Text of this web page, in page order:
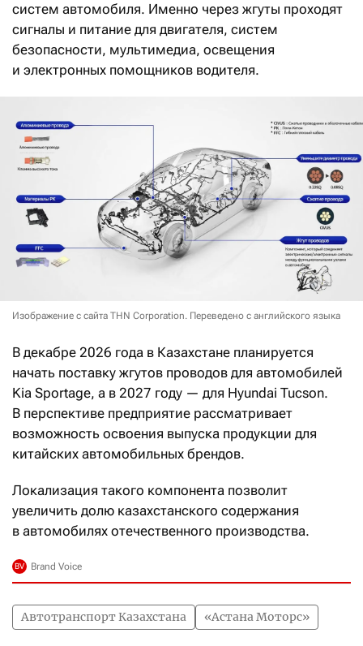
систем автомобиля. Именно через жгуты проходят
сигналы и питание для двигателя, систем
безопасности, мультимедиа, освещения
и электронных помощников водителя.
Изображение с сайта THN Corporation. Переведено с английского языка
В декабре 2026 года в Казахстане планируется
начать поставку жгутов проводов для автомобилей
Kia Sportage, а в 2027 году — для Hyundai Tucson.
В перспективе предприятие рассматривает
возможность освоения выпуска продукции для
китайских автомобильных брендов.
Локализация такого компонента позволит
увеличить долю казахстанского содержания
в автомобилях отечественного производства.
Автотранспорт Казахстана «Астана Моторс»